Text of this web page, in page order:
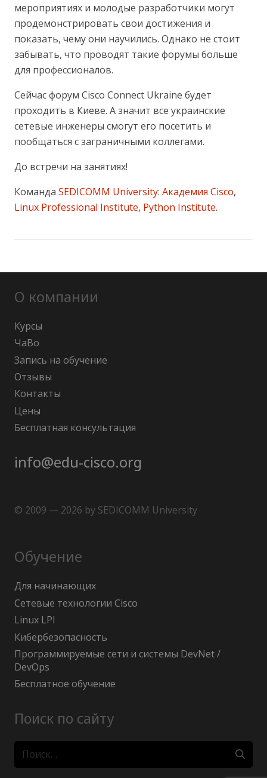
мероприятиях и молодые разработчики могут
продемонстрировать свои достижения и
показать, чему они научились. Однако не стоит
забывать, что проводят такие форумы больше
для профессионалов.
Сейчас форум Cisco Connect Ukraine будет
проходить в Киеве. А значит все украинские
сетевые инженеры смогут его посетить и
пообщаться с заграничными коллегами.
До встречи на занятиях!
Команда SEDICOMM University: Академия Cisco,
Linux Professional Institute, Python Institute.
О компании
Курсы
ЧаВо
Запись на обучение
Отзывы
Контакты
Цены
Бесплатная консультация
info@edu-cisco.org
© 2009 — 2026 by SEDICOMM University
Обучение
Для начинающих
Сетевые технологии Cisco
Linux LPI
Кибербезопасность
Программируемые сети и системы DevNet /
DevOps
Бесплатное обучение
Поиск по сайту
Найти: